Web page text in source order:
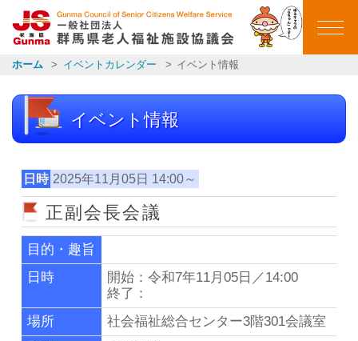
群馬県老人福祉施設
ホーム イベントカレンダー イベント情報
イベント情報
日時 2025年11月05日 14:00～
正副会長会議
目的・趣旨
日時
開始：令和7年11月05日／14:00
終了：
場所
社会福祉総合センター3階301会議室
ごあいさつ
会員施設一覧
イベントカレンダー
イベント報告
お知らせ一覧